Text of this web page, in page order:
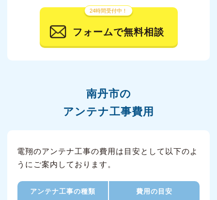
24時間受付中！
フォームで無料相談
南丹市の
アンテナ工事費用
電翔のアンテナ工事の費用は目安として以下のよ
うにご案内しております。
アンテナ工事の種類 費用の目安